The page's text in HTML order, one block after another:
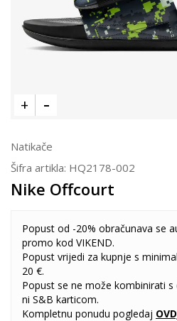
Natikače
Šifra artikla: HQ2178-002
Nike Offcourt
Popust od -20% obračunava se
promo kod VIKEND.
Popust vrijedi za kupnje s
20 €.
Popust se ne može kombinirati
ni S&B karticom.
Kompletnu ponudu pogledaj